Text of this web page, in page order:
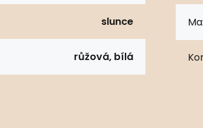
slunce
růžová, bílá